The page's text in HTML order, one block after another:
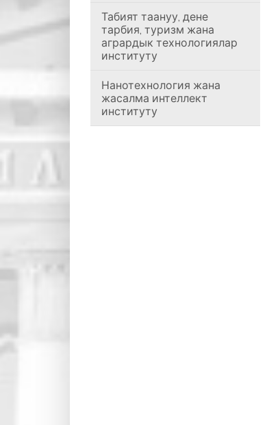
Табият таануу, дене
тарбия, туризм жана
агрардык технологиялар
институту
Нанотехнология жана
жасалма интеллект
институту